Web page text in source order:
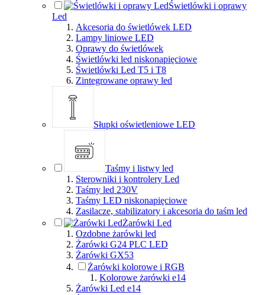
Świetlówki i oprawy
Led
Akcesoria do świetlówek LED
Lampy liniowe LED
Oprawy do świetlówek
Świetlówki led niskonapięciowe
Świetlówki Led T5 i T8
Zintegrowane oprawy led
Słupki oświetleniowe LED
Taśmy i listwy led
Sterowniki i kontrolery Led
Taśmy led 230V
Taśmy LED niskonapięciowe
Zasilacze, stabilizatory i akcesoria do taśm led
Żarówki Led
Ozdobne żarówki led
Żarówki G24 PLC LED
Żarówki GX53
Żarówki kolorowe i RGB
Kolorowe żarówki e14
Żarówki Led e14